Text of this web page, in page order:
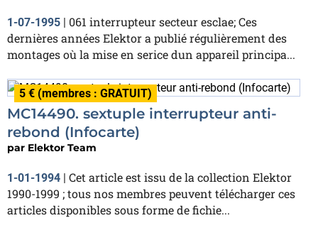
1-07-1995 | 061 interrupteur secteur esclae; Ces
dernières années Elektor a publié régulièrement des
montages où la mise en serice dun appareil principa...
5 € (membres : GRATUIT)
MC14490. sextuple interrupteur anti-
rebond (Infocarte)
par Elektor Team
1-01-1994 | Cet article est issu de la collection Elektor
1990-1999 ; tous nos membres peuvent télécharger ces
articles disponibles sous forme de fichie...